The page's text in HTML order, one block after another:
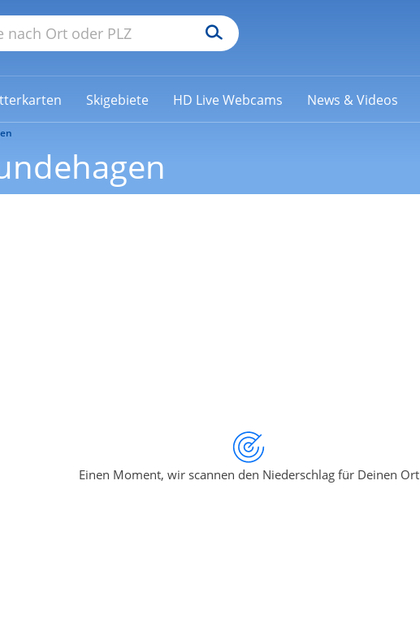
Skigebiete HD Live Webcams News & Videos
Einen Moment, wir scannen den Niederschlag für Deinen Ort